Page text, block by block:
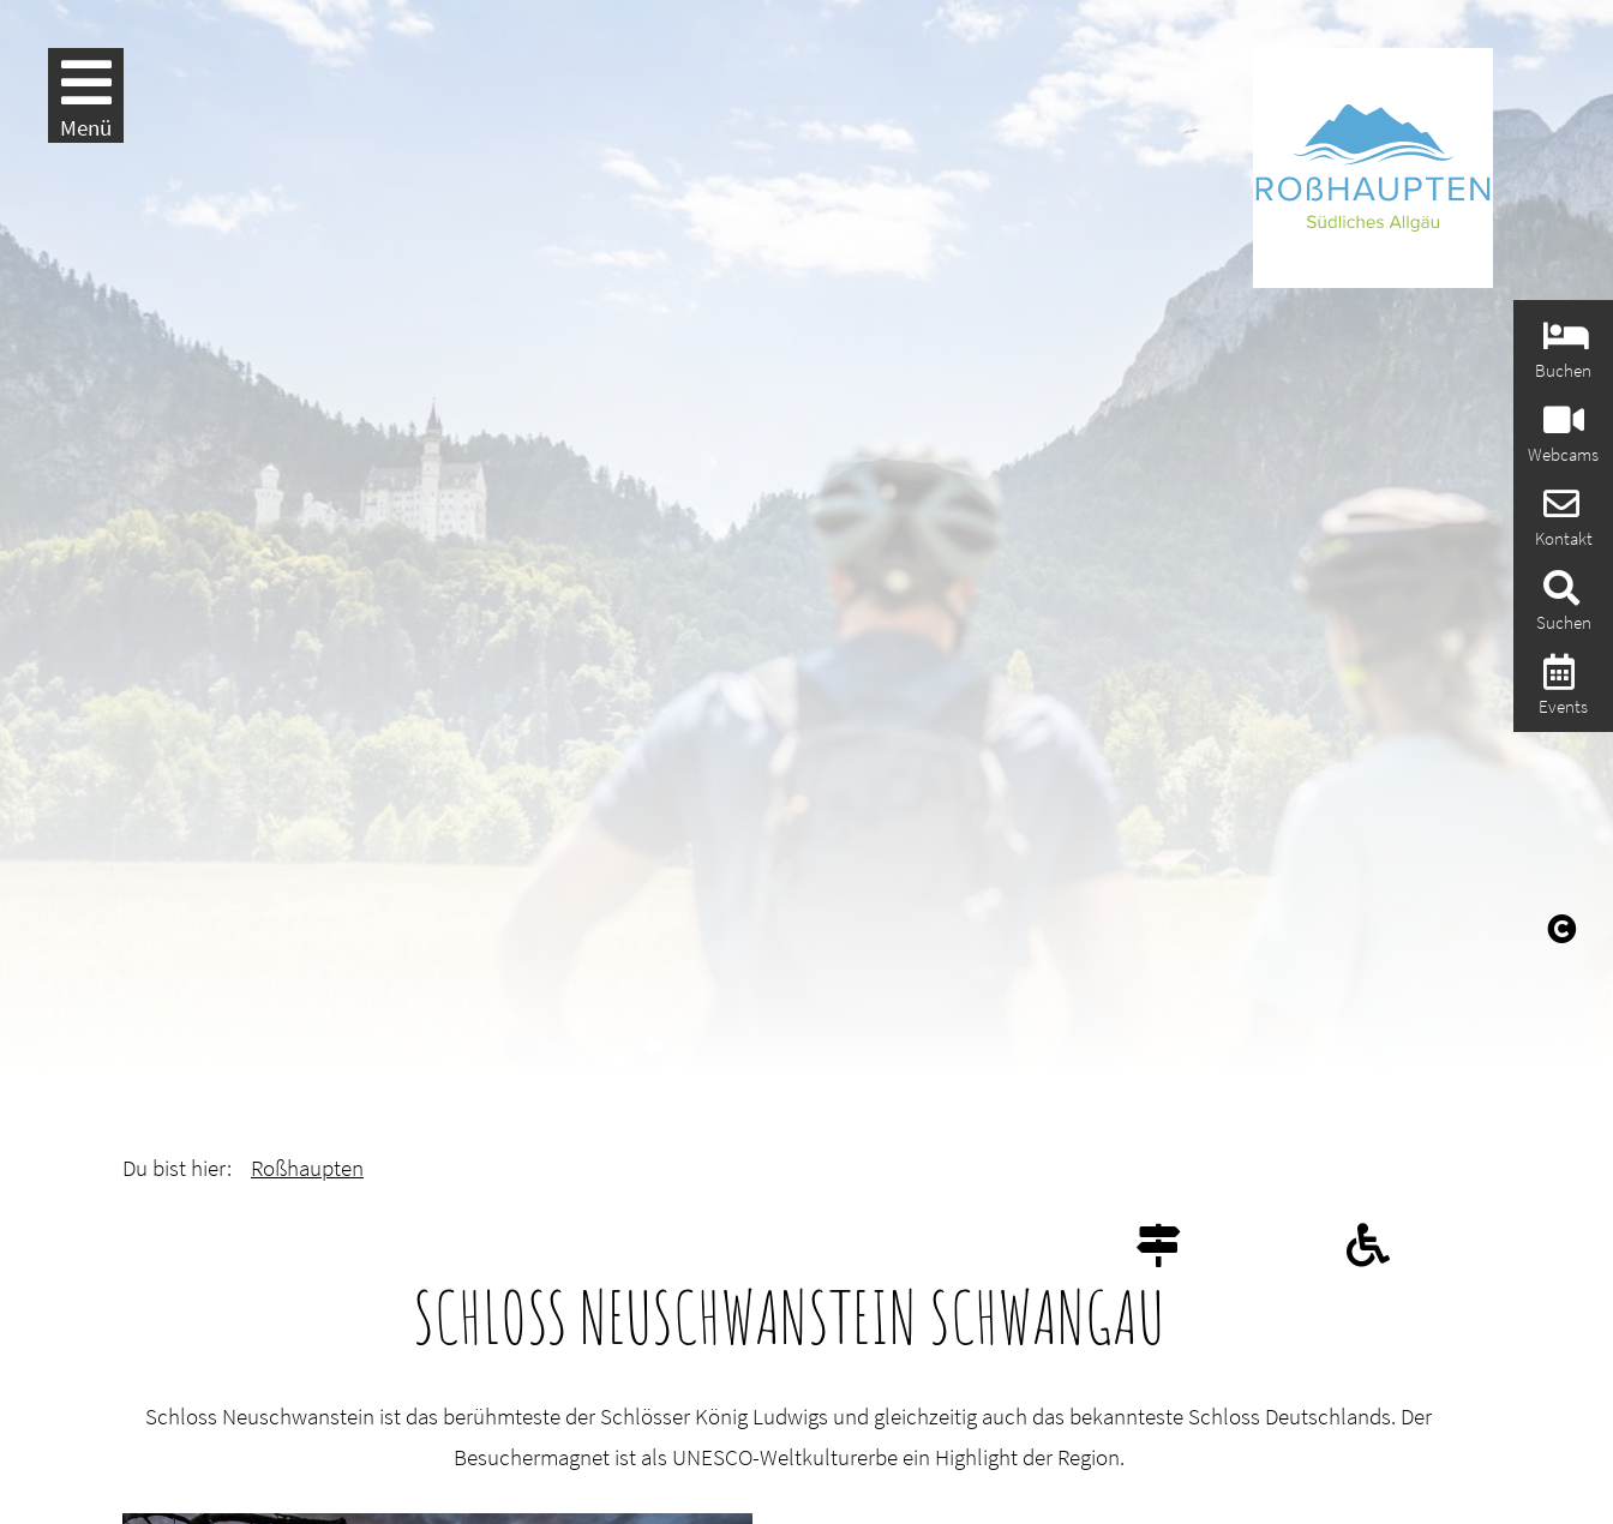
Weiter zum Inhalt
Buchen
Webcams
Kontakt
Suchen
Events
Menü
Du bist hier: Roßhaupten
SCHLOSS NEUSCHWANSTEIN SCHWANGAU
Schloss Neuschwanstein ist das berühmteste der Schlösser König Ludwigs und gleichzeitig auch das bekannteste Schloss Deutschlands. Der
Besuchermagnet ist als UNESCO-Weltkulturerbe ein Highlight der Region.